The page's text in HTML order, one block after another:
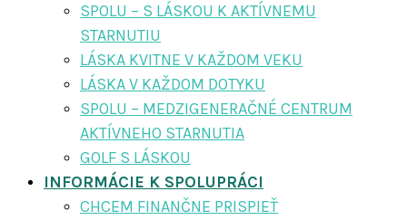
SPOLU – S LÁSKOU K AKTÍVNEMU
STARNUTIU
LÁSKA KVITNE V KAŽDOM VEKU
LÁSKA V KAŽDOM DOTYKU
SPOLU – MEDZIGENERAČNÉ CENTRUM
AKTÍVNEHO STARNUTIA
GOLF S LÁSKOU
INFORMÁCIE K SPOLUPRÁCI
CHCEM FINANČNE PRISPIEŤ